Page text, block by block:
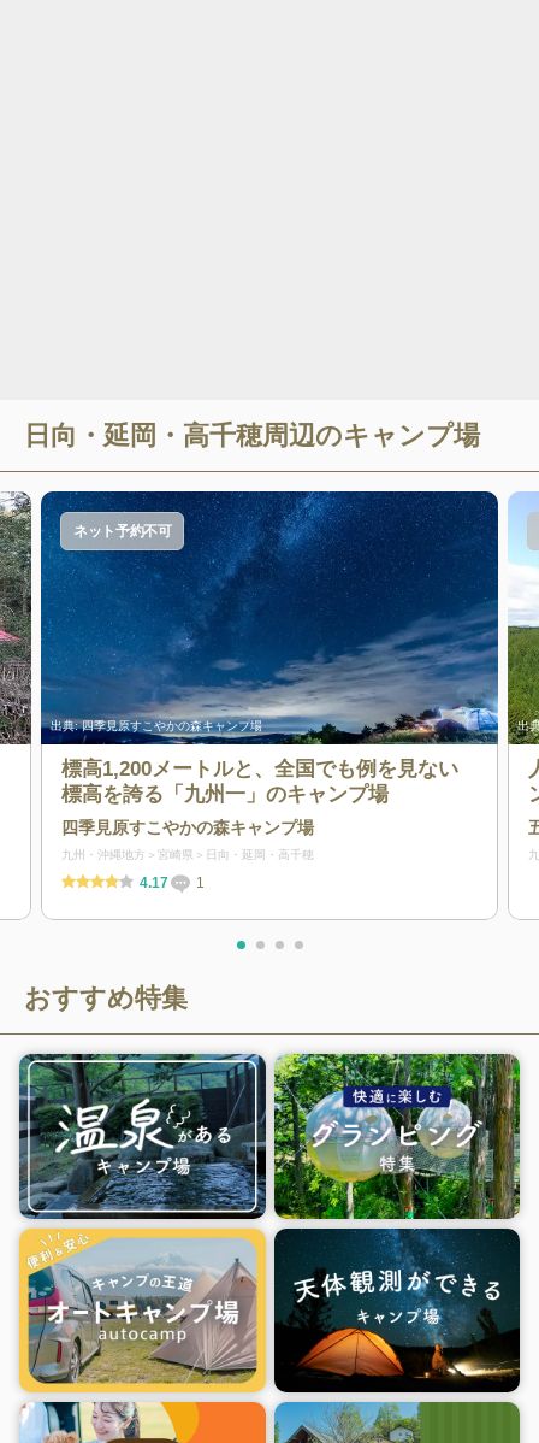
日向・延岡・高千穂周辺のキャンプ場
出典:四季見原すこやかの森キャンプ場
ネット予約不可
標高1,200メートルと、全国でも例を見ない
標高を誇る「九州一」のキャンプ場
四季見原すこやかの森キャンプ場
九州・沖縄地方 宮崎県 日向・延岡・高千穂
4.17 1
出
おすすめ特集